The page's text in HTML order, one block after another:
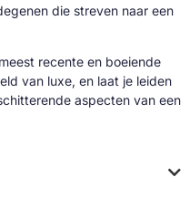
die streven naar een
recente en boeiende
van luxe, en laat je leiden
aspecten van een